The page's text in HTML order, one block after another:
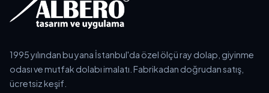
1995 yılından bu yana İstanbul'da özel ölçü ray dolap, giyinme
odası ve mutfak dolabı imalatı. Fabrikadan doğrudan satış,
ücretsiz keşif.